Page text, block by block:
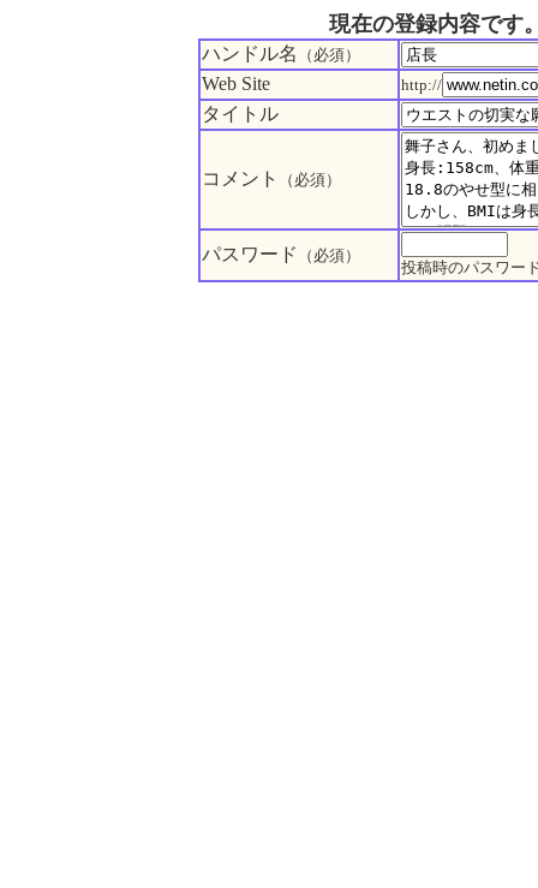
現在の登録内容です
ハンドル名 （必須）
Web Site http://
タイトル
コメント （必須）
パスワード （必須）
投稿時のパスワー